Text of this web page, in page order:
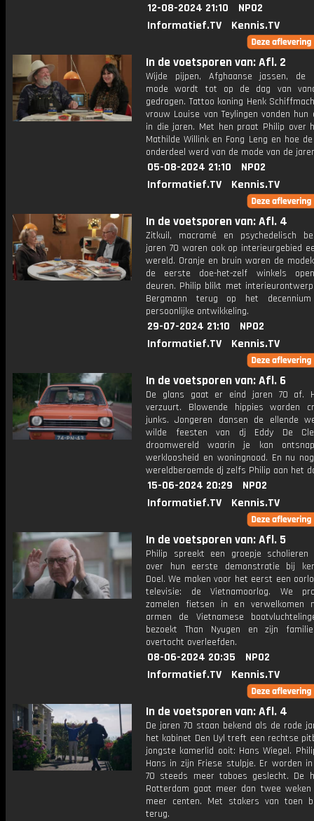
12-08-2024 21:10
NPO2
Informatief.TV
Kennis.TV
In de voetsporen van: Afl. 2
Wijde pijpen, Afghaanse jassen, de
mode wordt tot op de dag van
gedragen. Tattoo koning Henk
vrouw Louise van Teylingen vonden
in die jaren. Met hen praat Philip over
Mathilde Willink en Fong Leng en hoe
onderdeel werd van de mode van de
05-08-2024 21:10
NPO2
Informatief.TV
Kennis.TV
In de voetsporen van: Afl. 4
Zitkuil, macramé en psychedelisch
jaren 70 waren ook op interieurgebied
wereld. Oranje en bruin waren de
de eerste doe-het-zelf winkels
deuren. Philip blikt met
Bergmann terug op het
persoonlijke ontwikkeling.
29-07-2024 21:10
NPO2
Informatief.TV
Kennis.TV
In de voetsporen van: Afl. 6
De glans gaat er eind jaren 70 af.
verzuurt. Blowende hippies worden
junks. Jongeren dansen de ellende
wilde feesten van dj Eddy De
droomwereld waarin je kan
werkloosheid en woningnood. En nu
wereldberoemde dj zelfs Philip aan het
15-06-2024 20:29
NPO2
Informatief.TV
Kennis.TV
In de voetsporen van: Afl. 5
Philip spreekt een groepje
over hun eerste demonstratie bij
Doel. We maken voor het eerst een
televisie: de Vietnamoorlog. We
zamelen fietsen in en verwelkomen
armen de Vietnamese
bezoekt Than Nyugen en zijn
overtocht overleefden.
08-06-2024 20:35
NPO2
Informatief.TV
Kennis.TV
In de voetsporen van: Afl. 4
De jaren 70 staan bekend als de rode
het kabinet Den Uyl treft een rechtse
jongste kamerlid ooit: Hans Wiegel.
Hans in zijn Friese stulpje. Er worden
70 steeds meer taboes geslecht. De
Rotterdam gaat meer dan twee
meer centen. Met stakers van toen
terug.